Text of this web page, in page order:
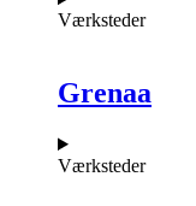
Værksteder
Grenaa
Værksteder